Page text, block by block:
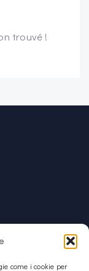
come i cookie per
trouvé !